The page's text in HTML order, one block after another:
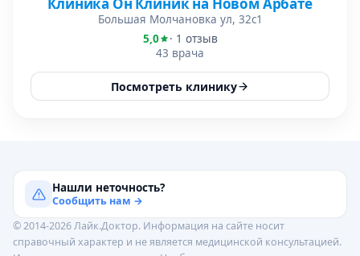
Большая Молчановка ул, 32с1
5,0
· 1 отзыв
43 врача
Посмотреть клинику
Нашли неточность?
Сообщить нам →
© 2014-2026 Лайк.Доктор. Информация на сайте носит
справочный характер и не является медицинской консультацией.